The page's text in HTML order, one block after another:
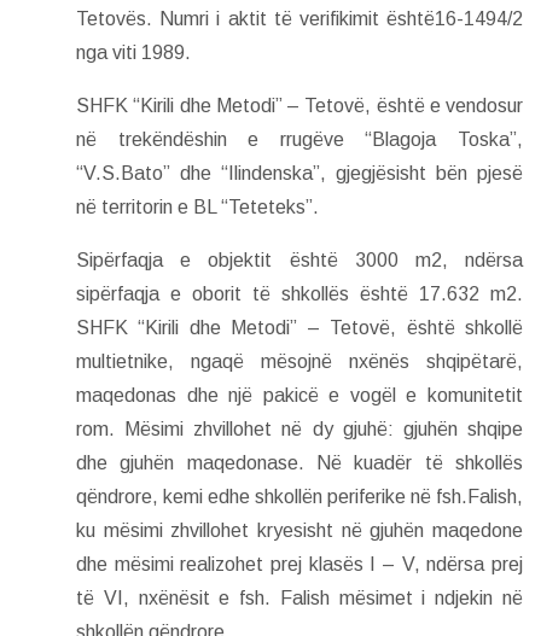
Tetovës. Numri i aktit të verifikimit është16-1494/2
nga viti 1989.
SHFK “Kirili dhe Metodi” – Tetovë, është e vendosur
në trekëndëshin e rrugëve “Blagoja Toska”,
“V.S.Bato” dhe “Ilindenska”, gjegjësisht bën pjesë
në territorin e BL “Teteteks”.
Sipërfaqja e objektit është 3000 m2, ndërsa
sipërfaqja e oborit të shkollës është 17.632 m2.
SHFK “Kirili dhe Metodi” – Tetovë, është shkollë
multietnike, ngaqë mësojnë nxënës shqipëtarë,
maqedonas dhe një pakicë e vogël e komunitetit
rom. Mësimi zhvillohet në dy gjuhë: gjuhën shqipe
dhe gjuhën maqedonase. Në kuadër të shkollës
qëndrore, kemi edhe shkollën periferike në fsh.Falish,
ku mësimi zhvillohet kryesisht në gjuhën maqedone
dhe mësimi realizohet prej klasës I – V, ndërsa prej
të VI, nxënësit e fsh. Falish mësimet i ndjekin në
shkollën qëndrore.